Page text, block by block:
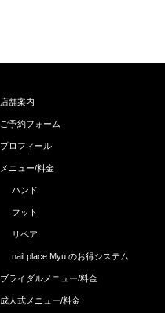
店舗案内
ご予約フォーム
プロフィール
メニュー/料金
ハンド
フット
リペア
nail place Myu のお得システム
ブライダルメニュー/料金
成人式メニュー/料金